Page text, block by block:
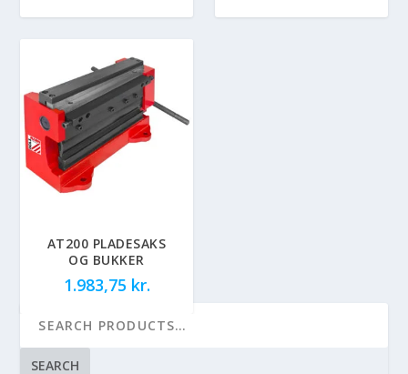
AT200 PLADESAKS
OG BUKKER
1.983,75 kr.
SEARCH